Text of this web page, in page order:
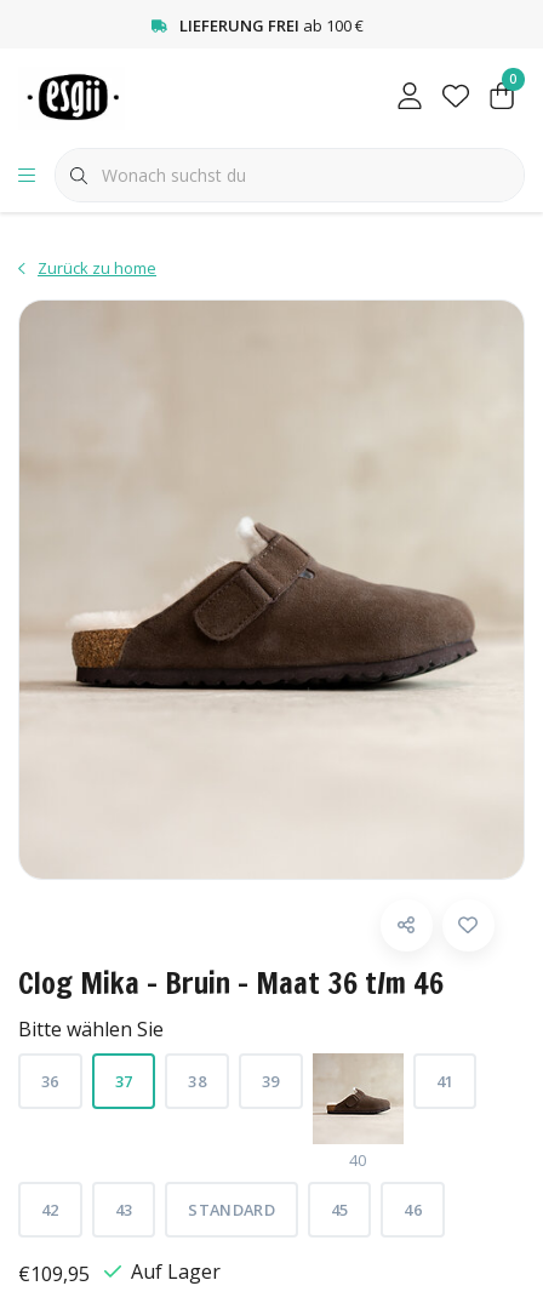
LIEFERUNG FREI ab 100 €
0
Zurück zu home
Clog Mika - Bruin - Maat 36 t/m 46
Bitte wählen Sie
36 37 38 39
40
41
42 43 STANDARD 45 46
€109,95 Auf Lager